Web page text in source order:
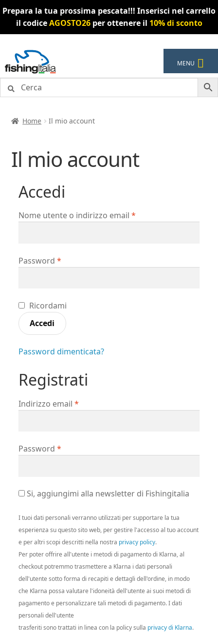
Prepara la tua prossima pescata!!! Inserisci nel carrello
il codiceAGOSTO26per ottenere il 10% di sconto
alla
navigazione
al
contenuto
MENU
Home Il mio account
Il mio account
Accedi
Nome utente o indirizzo email *Richiesto
Password *Richiesto
Ricordami
Accedi
Password dimenticata?
Registrati
Indirizzo email *Richiesto
Password *Richiesto
Si, aggiungimi alla newsletter di Fishingitalia
I tuoi dati personali verranno utilizzati per supportare la tua
esperienza su questo sito web, per gestire l'accesso al tuo account
e per altri scopi descritti nella nostra privacy policy.
Per poter offrire all'utente i metodi di pagamento di Klarna, al
checkout potremmo trasmettere a Klarna i dati personali
dell'utente sotto forma di recapiti e dettagli dell'ordine, in modo
che Klarna possa valutare l'idoneità dell'utente ai suoi metodi di
pagamento e personalizzare tali metodi di pagamento. I dati
personali dell'utente
trasferiti sono trattati in linea con la policy sulla privacy di Klarna.